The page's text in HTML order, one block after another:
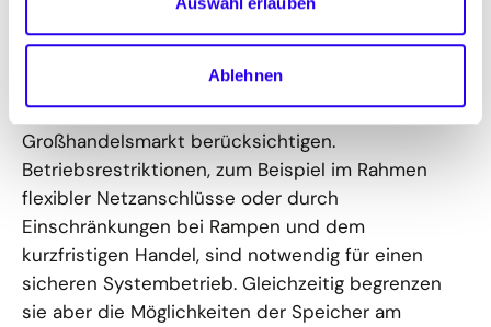
Ablehnen
Speichern gezielt ausgestalten
Ein effizienter Speicherbetrieb muss sowohl die
Netzsituation als auch die Preisentwicklung am
Großhandelsmarkt berücksichtigen.
Betriebsrestriktionen, zum Beispiel im Rahmen
flexibler Netzanschlüsse oder durch
Einschränkungen bei Rampen und dem
kurzfristigen Handel, sind notwendig für einen
sicheren Systembetrieb. Gleichzeitig begrenzen
sie aber die Möglichkeiten der Speicher am